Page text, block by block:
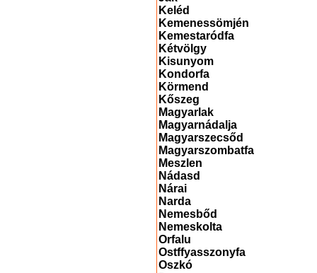
Keléd
Kemenessömjén
Kemestaródfa
Kétvölgy
Kisunyom
Kondorfa
Körmend
Kőszeg
Magyarlak
Magyarnádalja
Magyarszecsőd
Magyarszombatfa
Meszlen
Nádasd
Nárai
Narda
Nemesbőd
Nemeskolta
Orfalu
Ostffyasszonyfa
Oszkó